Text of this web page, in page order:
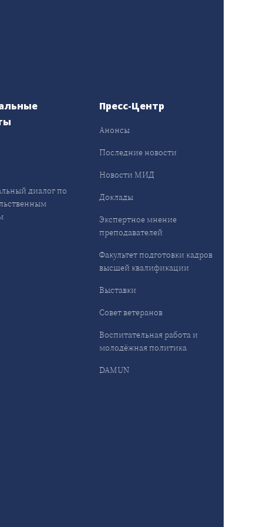
диалог по
Пресс-Центр
Анонсы
Последние новости
Новости МИД
Доклады
Экспертное мнение
преподавателей
Факультет подготовки кадров
высшей квалификации
Выставки
Совет ветеранов
Воспитательная работа и
молодёжная политика
DAMUN